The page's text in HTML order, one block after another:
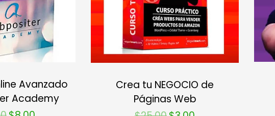
Avanzado
Academy
Crea tu NEGOCIO de
Páginas Web